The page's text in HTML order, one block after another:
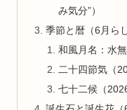
み気分”）
季節と暦（6月ら
和風月名：水
二十四節気（
七十二候（